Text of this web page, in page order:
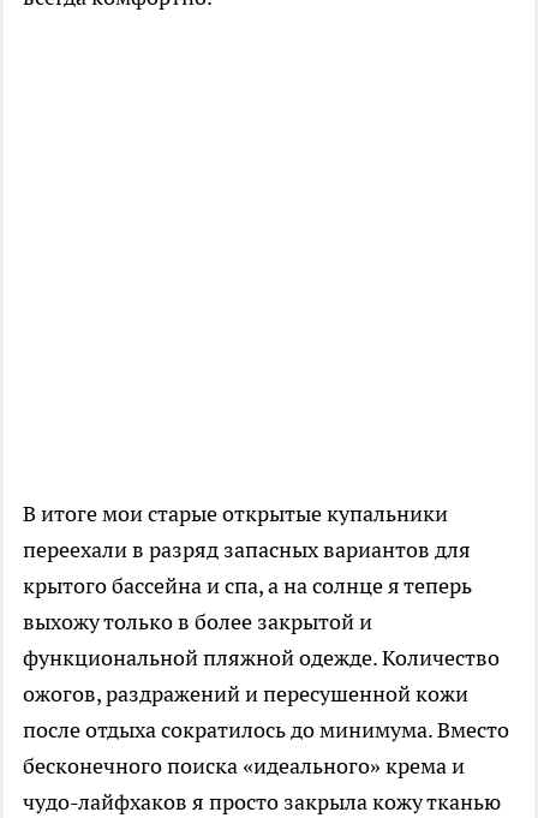
В итоге мои старые открытые купальники
переехали в разряд запасных вариантов для
крытого бассейна и спа, а на солнце я теперь
выхожу только в более закрытой и
функциональной пляжной одежде. Количество
ожогов, раздражений и пересушенной кожи
после отдыха сократилось до минимума. Вместо
бесконечного поиска «идеального» крема и
чудо-лайфхаков я просто закрыла кожу тканью